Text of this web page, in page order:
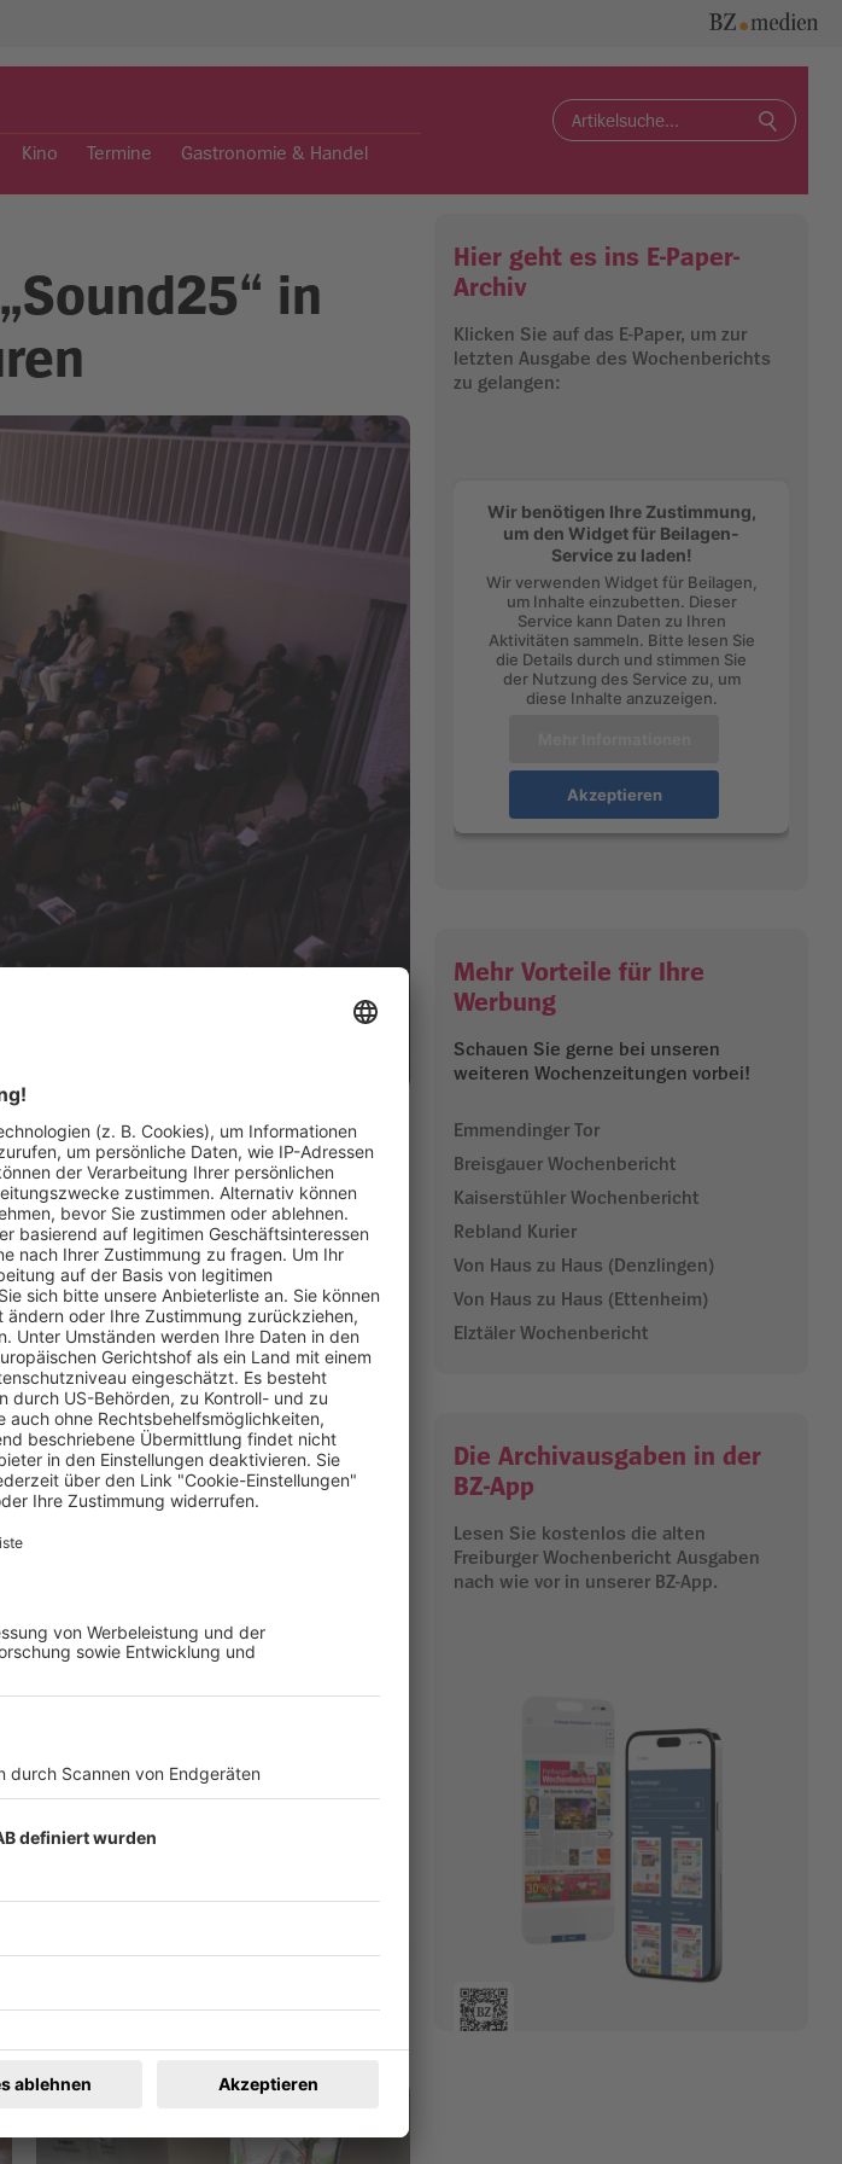
Kino Termine Gastronomie & Handel
Search
for:
in
Brommer, einer der
12. April 2025 in Waldkirch, Neuried und
Herausforderungen (u.a. Streichung des
eine Neuauflage. Den Auftakt am
Raphael Gottlieb mit einem „Reinhard-
in Waldkirch, traditionelle Klangkunst und
In den drei Veranstaltungsstätten Ev.
ein musikalisches Feuerwerk erwarten.
Kulturangebots bleiben“. Ab 20 Euro
fungieren. „Je mehr Menschen sich
liegt“, so Brommer. Trotz steigender
oderwww.waldkircher-orgelstiftung.de
(falls noch vorhanden). Eintrittskarten
Hier geht es ins E-Paper-
Archiv
Klicken Sie auf das E-Paper, um zur
letzten Ausgabe des Wochenberichts
zu gelangen:
Wir benötigen Ihre Zustimmung,
um den Widget für Beilagen-
Service zu laden!
Wir verwenden Widget für Beilagen,
um Inhalte einzubetten. Dieser
Service kann Daten zu Ihren
Aktivitäten sammeln. Bitte lesen Sie
die Details durch und stimmen Sie
der Nutzung des Service zu, um
diese Inhalte anzuzeigen.
Akzeptieren
Mehr Vorteile für Ihre
Werbung
Schauen Sie gerne bei unseren
weiteren Wochenzeitungen vorbei!
Emmendinger Tor
Breisgauer Wochenbericht
Kaiserstühler Wochenbericht
Rebland Kurier
Von Haus zu Haus (Denzlingen)
Von Haus zu Haus (Ettenheim)
Elztäler Wochenbericht
Die Archivausgaben in der
BZ-App
Lesen Sie kostenlos die alten
Freiburger Wochenbericht Ausgaben
nach wie vor in unserer BZ-App.